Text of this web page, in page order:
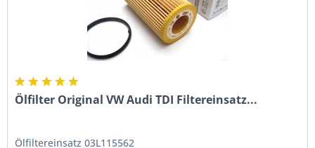
Ölfilter Original VW Audi TDI Filtereinsatz...
Ölfiltereinsatz 03L115562